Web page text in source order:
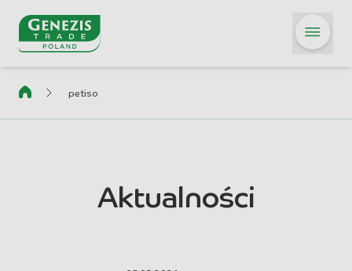
petiso
Aktualności